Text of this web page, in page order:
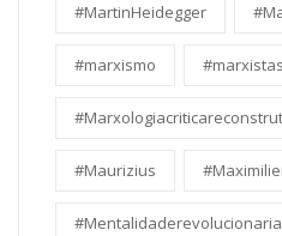
#MartinHeidegger
#marxismo #marxistas
#Maurizius
#Mentalidaderevolucionaria